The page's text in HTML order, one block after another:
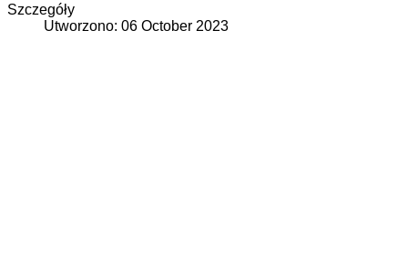
Szczegóły
Utworzono: 06 October 2023